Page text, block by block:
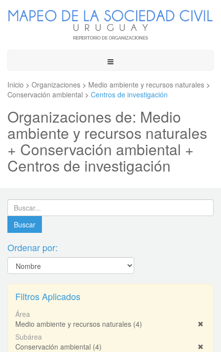
Toggle
Inicio > Organizaciones > Medio ambiente y recursos naturales >
Conservación ambiental > Centros de investigación
Organizaciones de: Medio
ambiente y recursos naturales
+ Conservación ambiental +
Centros de investigación
Ordenar por:
Filtros Aplicados
Área
Medio ambiente y recursos naturales (4)
Subárea
Conservación ambiental (4)